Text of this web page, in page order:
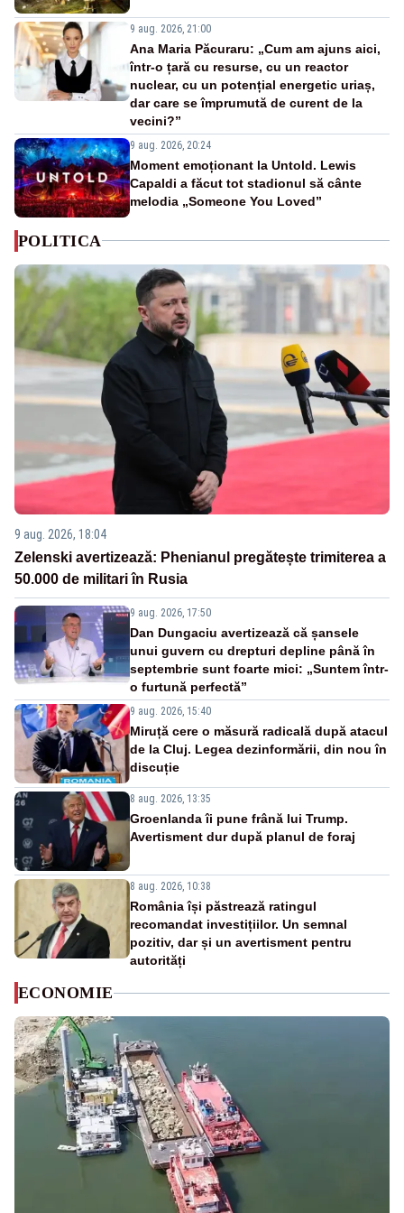
9 aug. 2026, 21:00
Ana Maria Păcuraru: „Cum am ajuns aici,
într-o țară cu resurse, cu un reactor
nuclear, cu un potențial energetic uriaș,
dar care se împrumută de curent de la
vecini?”
9 aug. 2026, 20:24
Moment emoționant la Untold. Lewis
Capaldi a făcut tot stadionul să cânte
melodia „Someone You Loved”
POLITICA
9 aug. 2026, 18:04
Zelenski avertizează: Phenianul pregătește trimiterea a
50.000 de militari în Rusia
9 aug. 2026, 17:50
Dan Dungaciu avertizează că șansele
unui guvern cu drepturi depline până în
septembrie sunt foarte mici: „Suntem într-
o furtună perfectă”
9 aug. 2026, 15:40
Miruță cere o măsură radicală după atacul
de la Cluj. Legea dezinformării, din nou în
discuție
8 aug. 2026, 13:35
Groenlanda îi pune frână lui Trump.
Avertisment dur după planul de foraj
8 aug. 2026, 10:38
România își păstrează ratingul
recomandat investițiilor. Un semnal
pozitiv, dar și un avertisment pentru
autorități
ECONOMIE